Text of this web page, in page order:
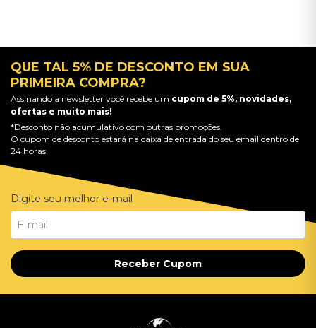
QUE TAL 5% DE DESCONTO EM SUA
PRIMEIRA COMPRA?
Assinando a newsletter você recebe um cupom de 5%, novidades,
ofertas e muito mais!
*Desconto não acumulativo com outras promoções.
O cupom de desconto estará na caixa de entrada do seu email dentro de
24 horas.
Digite seu melhor e-mail
Receber Cupom